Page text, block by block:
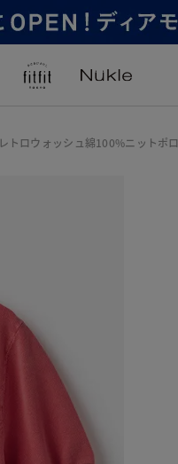
レトロウォッシュ綿100%ニットポロ